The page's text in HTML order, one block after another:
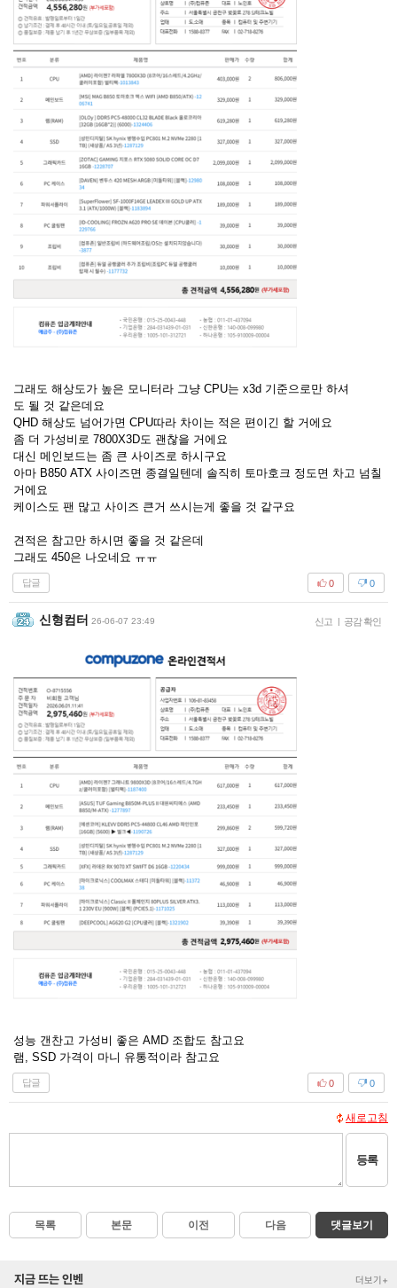
그래도 해상도가 높은 모니터라 그냥 CPU는 x3d 기준으로만 하셔
도 될 것 같은데요
QHD 해상도 넘어가면 CPU따라 차이는 적은 편이긴 할 거에요
좀 더 가성비로 7800X3D도 괜찮을 거에요
대신 메인보드는 좀 큰 사이즈로 하시구요
아마 B850 ATX 사이즈면 종결일텐데 솔직히 토마호크 정도면 차고 넘칠
거에요
케이스도 팬 많고 사이즈 큰거 쓰시는게 좋을 것 같구요
견적은 참고만 하시면 좋을 것 같은데
그래도 450은 나오네요 ㅠㅠ
답글 0
0
신형컴터 26-06-07 23:49 신고 | 공감 확인
성능 갠찬고 가성비 좋은 AMD 조합도 참고요
램, SSD 가격이 마니 유통적이라 참고요
답글 0
0
새로고침
등록
목록 본문 이전 다음 댓글보기
지금 뜨는 인벤 더보기+